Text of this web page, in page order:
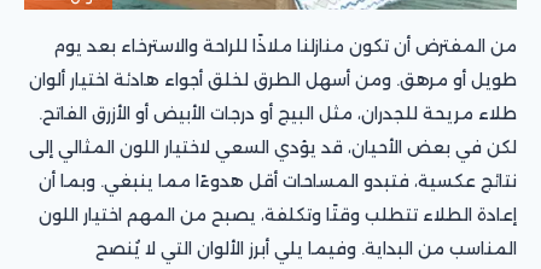
من المفترض أن تكون منازلنا ملاذًا للراحة والاسترخاء بعد يوم
طويل أو مرهق. ومن أسهل الطرق لخلق أجواء هادئة اختيار ألوان
طلاء مريحة للجدران، مثل البيج أو درجات الأبيض أو الأزرق الفاتح.
لكن في بعض الأحيان، قد يؤدي السعي لاختيار اللون المثالي إلى
نتائج عكسية، فتبدو المساحات أقل هدوءًا مما ينبغي. وبما أن
إعادة الطلاء تتطلب وقتًا وتكلفة، يصبح من المهم اختيار اللون
المناسب من البداية. وفيما يلي أبرز الألوان التي لا يُنصح